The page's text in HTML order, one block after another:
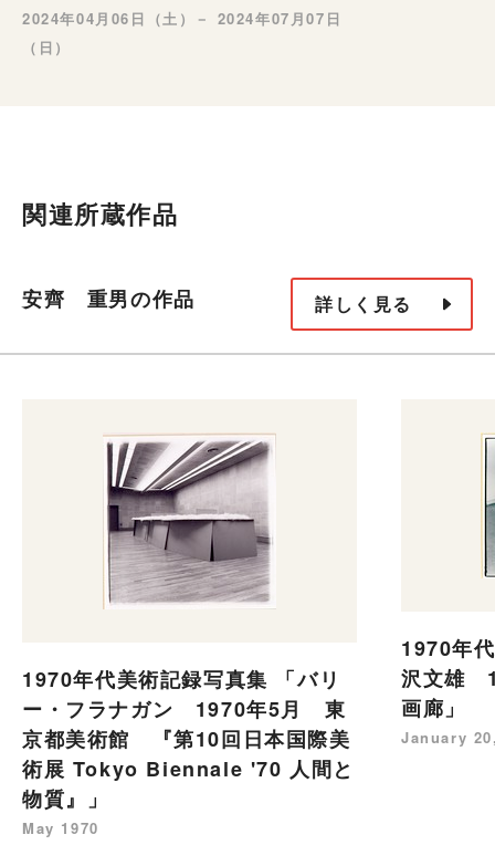
2024年04月06日（土）－ 2024年07月07日
（日）
関連所蔵作品
安齊 重男の作品 詳しく見る
1970年代美術記録写真集 「バリ
ー・フラナガン 1970年5月 東
京都美術館 『第10回日本国際美
術展 Tokyo Biennale '70 人間と
物質』」
May 1970
1970年
沢文雄
画廊」
January